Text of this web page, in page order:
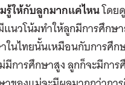
รู้ให้กับลูกมากแค่ไหนโดย
นวโน้มทำให้ลูกมีการศึกษ
ในไทยนั้นเหมือนกับการศึก
การศึกษาสูง ลูกก็จะมีกา